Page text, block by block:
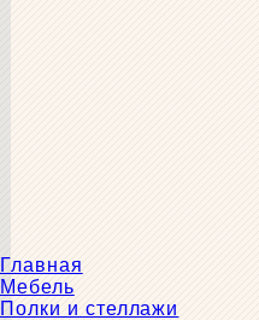
Главная
Мебель
Полки и стеллажи